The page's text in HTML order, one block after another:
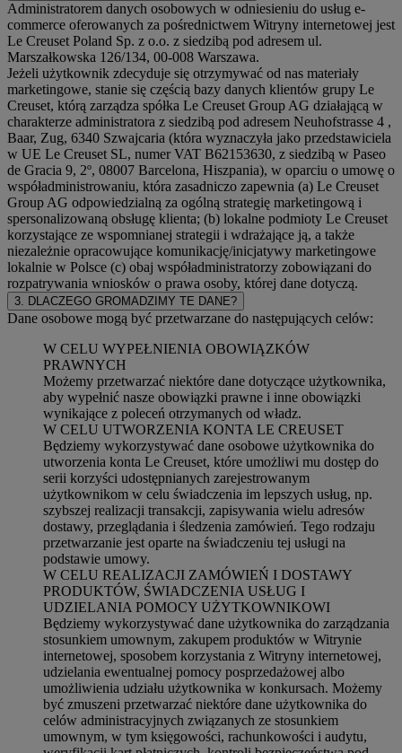
Administratorem danych osobowych w odniesieniu do usług e-
commerce oferowanych za pośrednictwem Witryny internetowej jest
Le Creuset Poland Sp. z o.o. z siedzibą pod adresem ul.
Marszałkowska 126/134, 00-008 Warszawa.
Jeżeli użytkownik zdecyduje się otrzymywać od nas materiały
marketingowe, stanie się częścią bazy danych klientów grupy Le
Creuset, którą zarządza spółka Le Creuset Group AG działającą w
charakterze administratora z siedzibą pod adresem Neuhofstrasse 4 ,
Baar, Zug, 6340 Szwajcaria (która wyznaczyła jako przedstawiciela
w UE Le Creuset SL, numer VAT B62153630, z siedzibą w Paseo
de Gracia 9, 2º, 08007 Barcelona, Hiszpania), w oparciu o umowę o
współadministrowaniu, która zasadniczo zapewnia (a) Le Creuset
Group AG odpowiedzialną za ogólną strategię marketingową i
spersonalizowaną obsługę klienta; (b) lokalne podmioty Le Creuset
korzystające ze wspomnianej strategii i wdrażające ją, a także
niezależnie opracowujące komunikację/inicjatywy marketingowe
lokalnie w Polsce (c) obaj współadministratorzy zobowiązani do
rozpatrywania wniosków o prawa osoby, której dane dotyczą.
3. DLACZEGO GROMADZIMY TE DANE?
Dane osobowe mogą być przetwarzane do następujących celów:
W CELU WYPEŁNIENIA OBOWIĄZKÓW
PRAWNYCH
Możemy przetwarzać niektóre dane dotyczące użytkownika,
aby wypełnić nasze obowiązki prawne i inne obowiązki
wynikające z poleceń otrzymanych od władz.
W CELU UTWORZENIA KONTA LE CREUSET
Będziemy wykorzystywać dane osobowe użytkownika do
utworzenia konta Le Creuset, które umożliwi mu dostęp do
serii korzyści udostępnianych zarejestrowanym
użytkownikom w celu świadczenia im lepszych usług, np.
szybszej realizacji transakcji, zapisywania wielu adresów
dostawy, przeglądania i śledzenia zamówień. Tego rodzaju
przetwarzanie jest oparte na świadczeniu tej usługi na
podstawie umowy.
W CELU REALIZACJI ZAMÓWIEŃ I DOSTAWY
PRODUKTÓW, ŚWIADCZENIA USŁUG I
UDZIELANIA POMOCY UŻYTKOWNIKOWI
Będziemy wykorzystywać dane użytkownika do zarządzania
stosunkiem umownym, zakupem produktów w Witrynie
internetowej, sposobem korzystania z Witryny internetowej,
udzielania ewentualnej pomocy posprzedażowej albo
umożliwienia udziału użytkownika w konkursach. Możemy
być zmuszeni przetwarzać niektóre dane użytkownika do
celów administracyjnych związanych ze stosunkiem
umownym, w tym księgowości, rachunkowości i audytu,